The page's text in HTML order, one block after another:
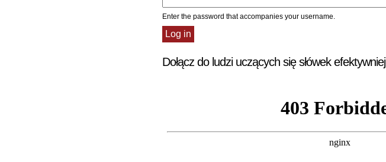
Enter the password that accompanies your username.
Dołącz do ludzi uczących się słówek efektywniej